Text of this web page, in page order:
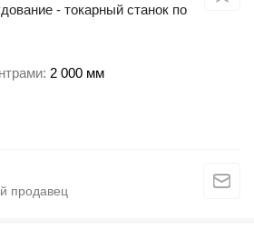
- токарный станок по
2 000 мм